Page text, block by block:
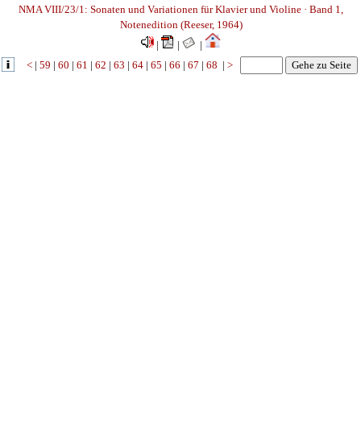
NMA VIII/23/1: Sonaten und Variationen für Klavier und Violine · Band 1,
Notenedition (Reeser, 1964)
|
|
|
< | 59 | 60 | 61 | 62 | 63 | 64 | 65 | 66 | 67 | 68 | >